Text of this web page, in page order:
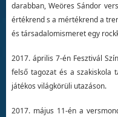
darabban, Weöres Sándor
értékrend s a mértékrend a
és társadalomismeret egy
2017. április 7-én Fesztivál
felső tagozat és a szakiskola
játékos világkörüli utazáson.
2017. május 11-én a